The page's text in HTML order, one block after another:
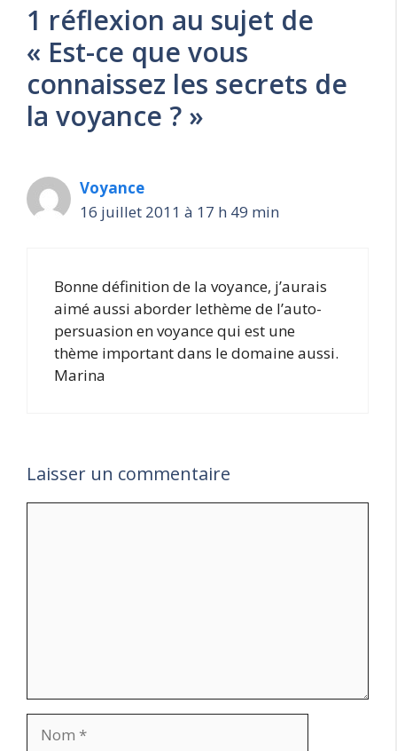
1 réflexion au sujet de
« Est-ce que vous
connaissez les secrets de
la voyance ? »
Voyance
16 juillet 2011 à 17 h 49 min
Bonne définition de la voyance, j’aurais
aimé aussi aborder lethème de l’auto-
persuasion en voyance qui est une
thème important dans le domaine aussi.
Marina
Laisser un commentaire